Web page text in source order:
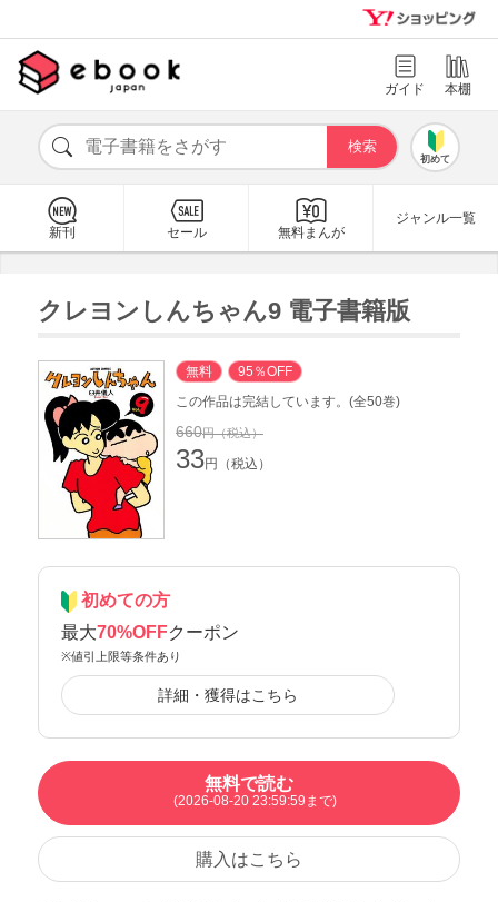
ガイド 本棚
初めて
新刊 セール 無料まんが
ジャンル一覧
クレヨンしんちゃん9 電子書籍版
無料
95％OFF
この作品は完結しています。(全50巻)
660円（税込）
33円（税込）
初めての方
最大70%OFFクーポン
※値引上限等条件あり
詳細・獲得はこちら
無料で読む
(2026-08-20 23:59:59まで)
購入はこちら